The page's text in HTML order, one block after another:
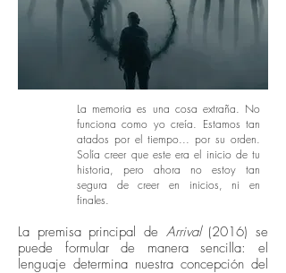
​Música:Jóhann Jóhannsson
La memoria es una cosa extraña. No
funciona como yo creía. Estamos tan
atados por el tiempo... por su orden.
Solía creer que este era el inicio de tu
historia, pero ahora no estoy tan
segura de creer en inicios, ni en
finales.
La premisa principal de Arrival (2016) se
puede formular de manera sencilla: el
lenguaje determina nuestra concepción del